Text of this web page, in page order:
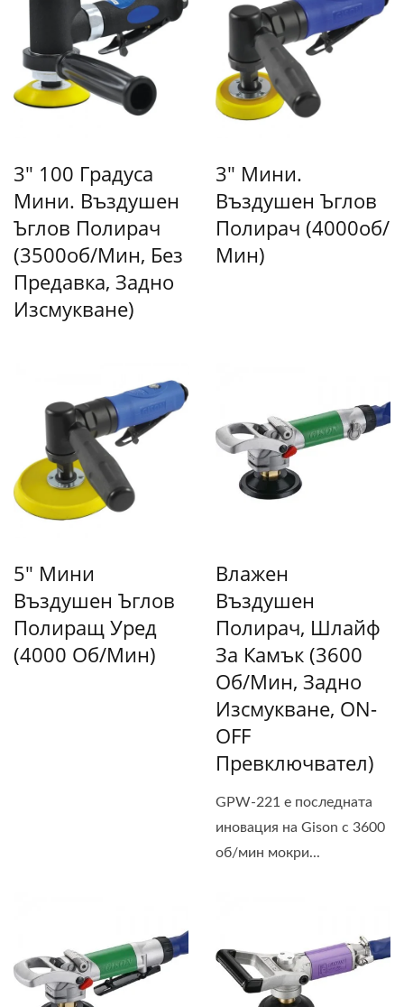
3" 100 Градуса
Мини. Въздушен
Ъглов Полирач
(3500об/мин, Без
Предавка, Задно
Изсмукване)
3" Мини.
Въздушен Ъглов
Полирач (4000об/
Мин)
5" Мини
Въздушен Ъглов
Полиращ Уред
(4000 Об/мин)
Влажен
Въздушен
Полирач, Шлайф
За Камък (3600
Об/мин, Задно
Изсмукване, ON-
OFF
Превключвател)
GPW-221 е последната
иновация на Gison с 3600
об/мин мокри...